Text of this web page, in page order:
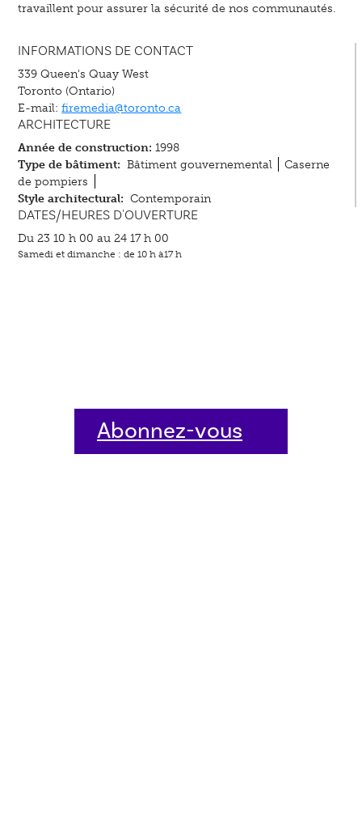
travaillent pour assurer la sécurité de nos communautés.
INFORMATIONS DE CONTACT
339 Queen's Quay West
Toronto (Ontario)
E-mail:firemedia@toronto.ca
ARCHITECTURE
Année de construction: 1998
Type de bâtiment: Bâtiment gouvernemental
Caserne
de pompiers
Style architectural: Contemporain
DATES/HEURES D'OUVERTURE
Du 23 10 h 00 au 24 17 h 00
Samedi et dimanche : de 10 h à17 h
Abonnez-vous